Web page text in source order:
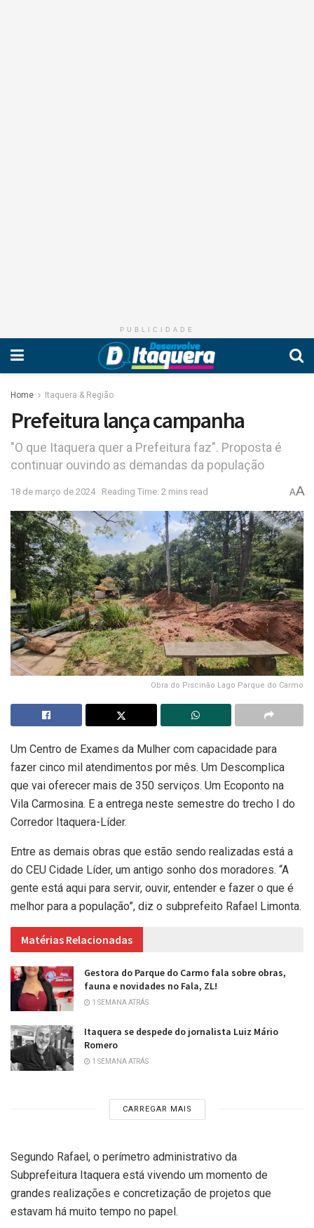
PUBLICIDADE
Home Itaquera & Região
Prefeitura lança campanha
"O que Itaquera quer a Prefeitura faz". Proposta é
continuar ouvindo as demandas da população
18 de março de 2024 Reading Time: 2 mins read AA
Obra do Piscinão Lago Parque do Carmo
Um Centro de Exames da Mulher com capacidade para
fazer cinco mil atendimentos por mês. Um Descomplica
que vai oferecer mais de 350 serviços. Um Ecoponto na
Vila Carmosina. E a entrega neste semestre do trecho I do
Corredor Itaquera-Líder.
Entre as demais obras que estão sendo realizadas está a
do CEU Cidade Líder, um antigo sonho dos moradores. “A
gente está aqui para servir, ouvir, entender e fazer o que é
melhor para a população”, diz o subprefeito Rafael Limonta.
Matérias Relacionadas
Gestora do Parque do Carmo fala sobre obras,
fauna e novidades no Fala, ZL!
1 SEMANA ATRÁS
Itaquera se despede do jornalista Luiz Mário
Romero
1 SEMANA ATRÁS
CARREGAR MAIS
Segundo Rafael, o perímetro administrativo da
Subprefeitura Itaquera está vivendo um momento de
grandes realizações e concretização de projetos que
estavam há muito tempo no papel.